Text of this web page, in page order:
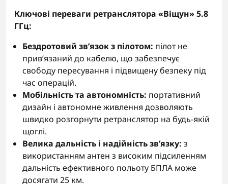
Ключові переваги ретранслятора «Віщун» 5.8
ГГц:
Бездротовий зв’язок з пілотом: пілот не
прив’язаний до кабелю, що забезпечує
свободу пересування і підвищену безпеку під
час операцій.
Мобільність та автономність: портативний
дизайн і автономне живлення дозволяють
швидко розгорнути ретранслятор на будь-якій
щоглі.
Велика дальність і надійність зв’язку: з
використанням антен з високим підсиленням
дальність ефективного польоту БПЛА може
досягати 25 км.